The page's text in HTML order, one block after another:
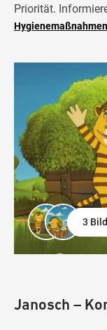
Priorität.
Hygienemaßnahmen
3
Janosch –